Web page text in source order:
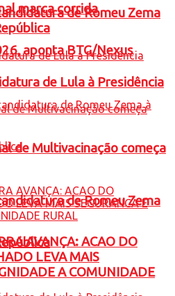
marca corrida
aponta BTG/Nexus
de Romeu Zema
de Romeu Zema
de Lula à Presidência
de Multivacinação começa
AVANÇA: ACAO DO
LEVA MAIS
A COMUNIDADE